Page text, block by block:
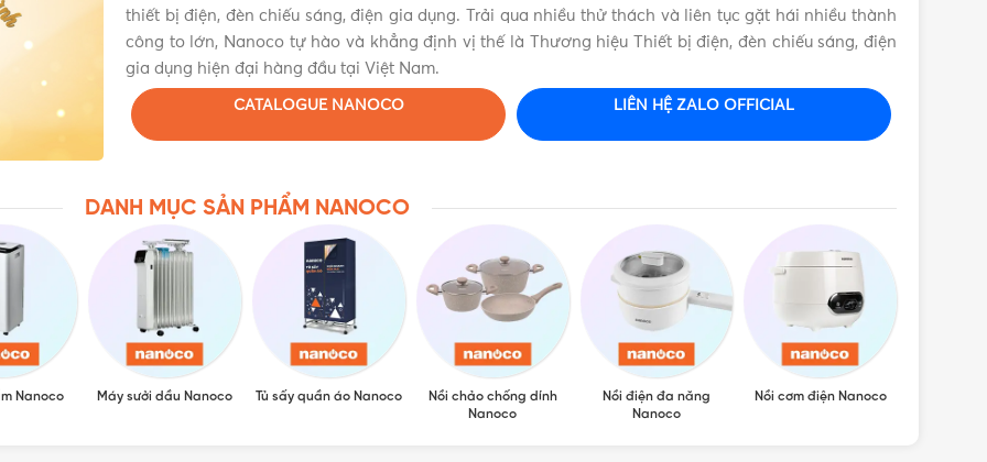
thiết bị điện, đèn chiếu sáng, điện gia dụng. Trải qua nhiều thử thách và liên tục gặt hái nhiều thành
công to lớn, Nanoco tự hào và khẳng định vị thế là Thương hiệu Thiết bị điện, đèn chiếu sáng, điện
gia dụng hiện đại hàng đầu tại Việt Nam.
CATALOGUE NANOCO LIÊN HỆ ZALO OFFICIAL
DANH MỤC SẢN PHẨM NANOCO
Nanoco Máy sưởi dầu Nanoco Tủ sấy quần áo Nanoco
Nồi chảo chống dính
Nanoco
Nồi điện đa năng
Nanoco
Nồi cơm điện Nanoco